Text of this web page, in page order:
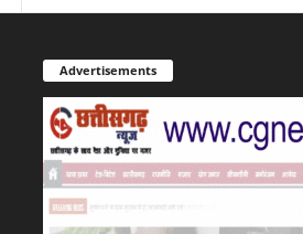
Advertisements